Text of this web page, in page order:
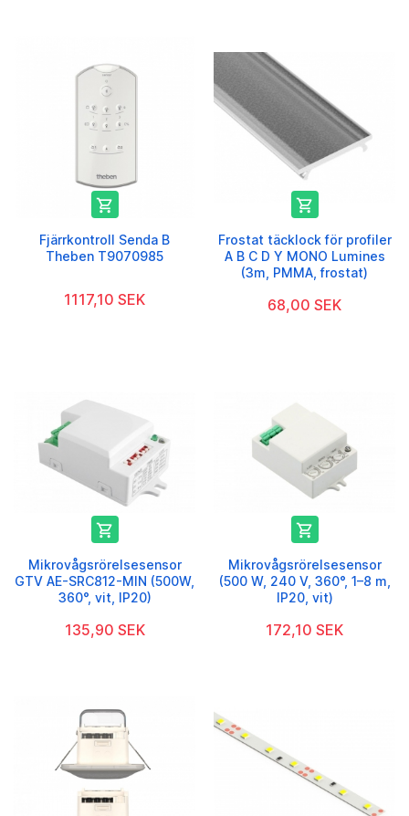

Fjärrkontroll Senda B
Theben T9070985
1117,10 SEK

Frostat täcklock för profiler
A B C D Y MONO Lumines
(3m, PMMA, frostat)
68,00 SEK

Mikrovågsrörelsesensor
GTV AE-SRC812-MIN (500W,
360°, vit, IP20)
135,90 SEK

Mikrovågsrörelsesensor
(500 W, 240 V, 360°, 1–8 m,
IP20, vit)
172,10 SEK